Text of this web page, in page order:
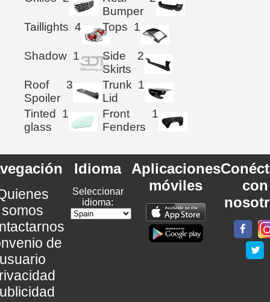
Bumper
Taillights 4 Tops 1
Shadow 1
Side
Skirts
2
Roof
Spoiler
3
Trunk
Lid
1
Tinted
glass
1
Front
Fenders
1
somos
de
Idioma
Seleccionar
idioma:
Aplicaciones
móviles
con